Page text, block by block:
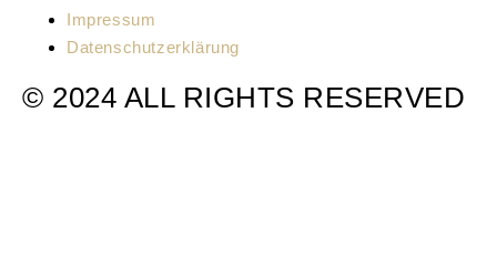
Impressum
Datenschutzerklärung
© 2024 ALL RIGHTS RESERVED